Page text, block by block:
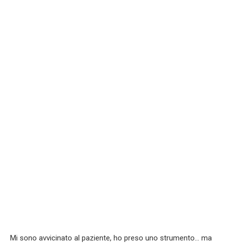
Mi sono avvicinato al paziente, ho preso uno strumento… ma